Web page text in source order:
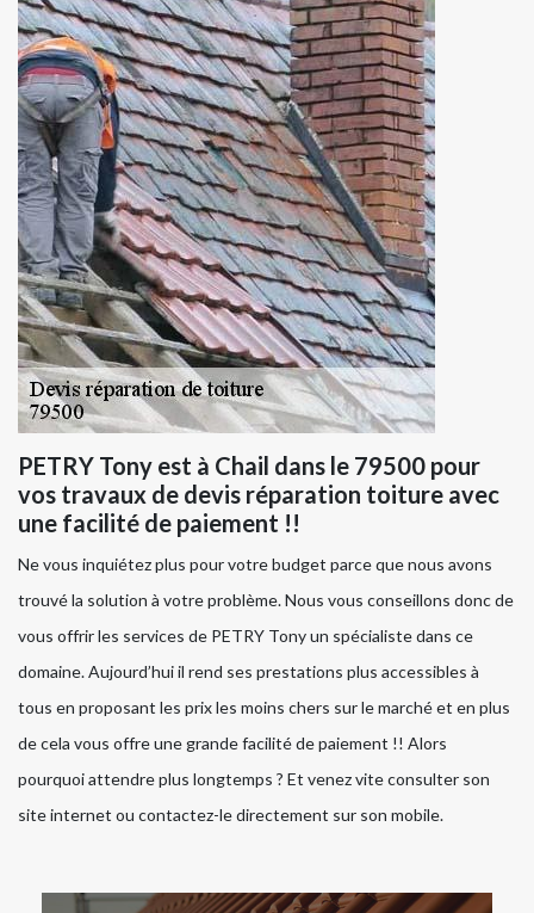
PETRY Tony est à Chail dans le 79500 pour
vos travaux de devis réparation toiture avec
une facilité de paiement !!
Ne vous inquiétez plus pour votre budget parce que nous avons
trouvé la solution à votre problème. Nous vous conseillons donc de
vous offrir les services de PETRY Tony un spécialiste dans ce
domaine. Aujourd’hui il rend ses prestations plus accessibles à
tous en proposant les prix les moins chers sur le marché et en plus
de cela vous offre une grande facilité de paiement !! Alors
pourquoi attendre plus longtemps ? Et venez vite consulter son
site internet ou contactez-le directement sur son mobile.